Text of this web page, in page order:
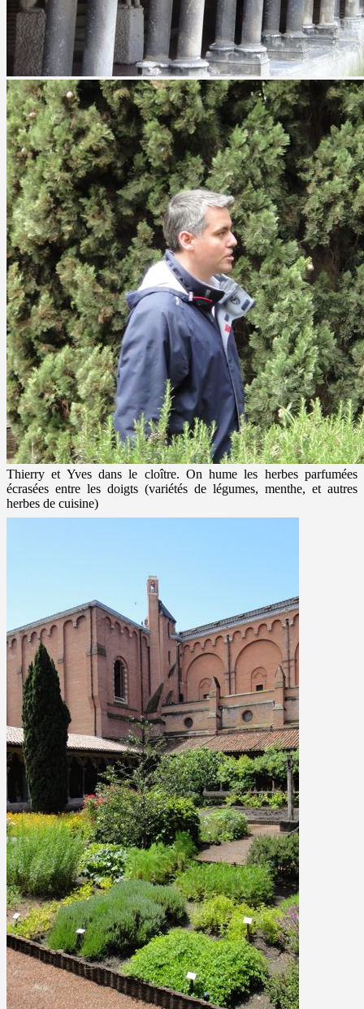
Thierry et Yves dans le cloître. On hume les herbes parfumées
écrasées entre les doigts (variétés de légumes, menthe, et autres
herbes de cuisine)